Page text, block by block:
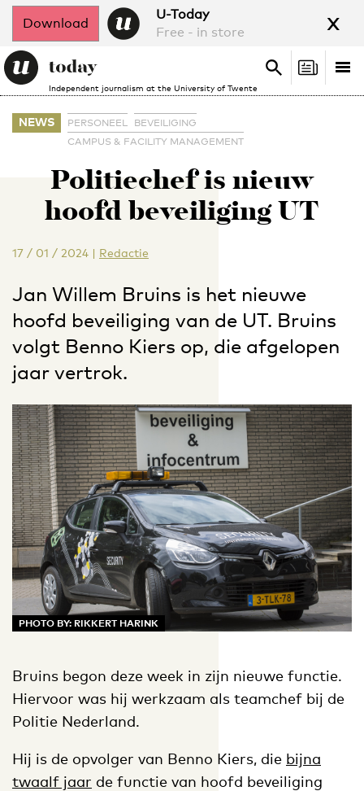
Download
U-Today
Free - in store
x
Independent journalism at the University of Twente
Search
Search
NEWS PERSONEEL
BEVEILIGING
CAMPUS & FACILITY MANAGEMENT
Politiechef is nieuw
hoofd beveiliging UT
17 / 01 / 2024 | Redactie
Jan Willem Bruins is het nieuwe
hoofd beveiliging van de UT. Bruins
volgt Benno Kiers op, die afgelopen
jaar vertrok.
PHOTO BY: RIKKERT HARINK
Bruins begon deze week in zijn nieuwe functie.
Hiervoor was hij werkzaam als teamchef bij de
Politie Nederland.
Hij is de opvolger van Benno Kiers, die bijna
twaalf jaar de functie van hoofd beveiliging